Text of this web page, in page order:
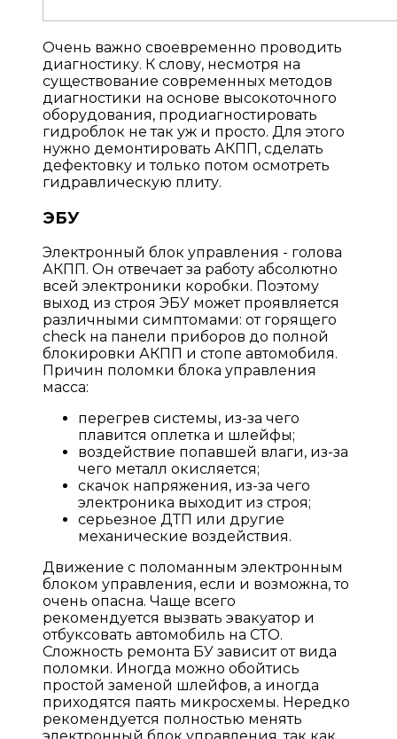
Очень важно своевременно проводить
диагностику. К слову, несмотря на
существование современных методов
диагностики на основе высокоточного
оборудования, продиагностировать
гидроблок не так уж и просто. Для этого
нужно демонтировать АКПП, сделать
дефектовку и только потом осмотреть
гидравлическую плиту.
ЭБУ
Электронный блок управления - голова
АКПП. Он отвечает за работу абсолютно
всей электроники коробки. Поэтому
выход из строя ЭБУ может проявляется
различными симптомами: от горящего
check на панели приборов до полной
блокировки АКПП и стопе автомобиля.
Причин поломки блока управления
масса:
перегрев системы, из-за чего
плавится оплетка и шлейфы;
воздействие попавшей влаги, из-за
чего металл окисляется;
скачок напряжения, из-за чего
электроника выходит из строя;
серьезное ДТП или другие
механические воздействия.
Движение с поломанным электронным
блоком управления, если и возможна, то
очень опасна. Чаще всего
рекомендуется вызвать эвакуатор и
отбуксовать автомобиль на СТО.
Сложность ремонта БУ зависит от вида
поломки. Иногда можно обойтись
простой заменой шлейфов, а иногда
приходятся паять микросхемы. Нередко
рекомендуется полностью менять